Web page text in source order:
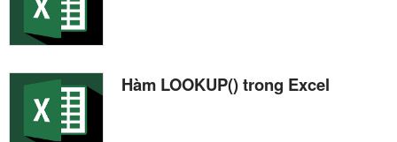
Hàm LOOKUP() trong Excel